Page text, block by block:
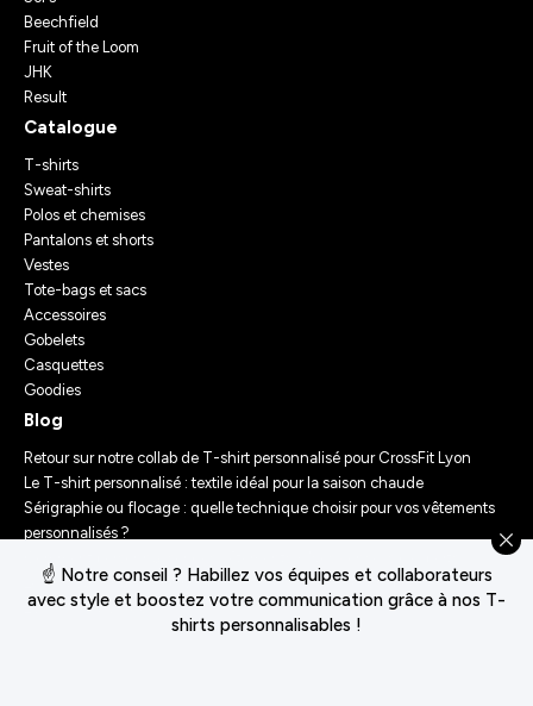
☝️ Notre conseil ? Habillez vos équipes et collaborateurs
avec style et boostez votre communication grâce à nos T-
shirts personnalisables !
Beechfield
Fruit of the Loom
JHK
Result
Catalogue
T-shirts
Sweat-shirts
Polos et chemises
Pantalons et shorts
Vestes
Tote-bags et sacs
Accessoires
Gobelets
Casquettes
Goodies
Blog
Retour sur notre collab de T-shirt personnalisé pour CrossFit Lyon
Le T-shirt personnalisé : textile idéal pour la saison chaude
Sérigraphie ou flocage : quelle technique choisir pour vos vêtements
personnalisés ?
Le Festival Chasseur d’Orage : Un Merch Sur-Mesure pour un
Événement Unique